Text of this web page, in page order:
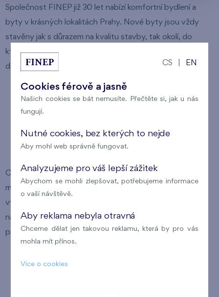
Společnost FINEP již 30 let nabízí komfortní bydlení a
byty v krásných lokalitách Prahy. Nové byty jsou vždy
stavěny jak s důrazem na kvalitu stavby, tak okolí, do
kterého jsou zasazeny. To, že si za naší kvalitou stojíme,
dokazuje nadstandardní 3letá záruka.
Prodej bytů Praha
Nové byty na prodej v Praze
Chtěli byste bydlet v krásném novém bytě v hlavním
městě? Pak jste tu správně. Více než 30 let se zabýváme
výstavbou a prodejem moderních bytů. Aktuálně vám
nabízíme desítky bytových jednotek v rezidenčních
projektech po celé Praze, stačí si jen vybrat:
Britská čtvrť na Praze 5 - Stodůlky
CS EN
Cookies férově a jasně
Našich cookies se bát nemusíte. Přečtěte si, jak u nás
fungují.
Nutné cookies, bez kterých to nejde
Aby mohl web správně fungovat.
Analyzujeme pro váš lepší zážitek
Abychom se mohli zlepšovat, potřebujeme informace
o vaší návštěvě.
Aby reklama nebyla otravná
Chceme dělat jen takovou reklamu, která by pro vás
mohla mít přínos.
Více o cookies